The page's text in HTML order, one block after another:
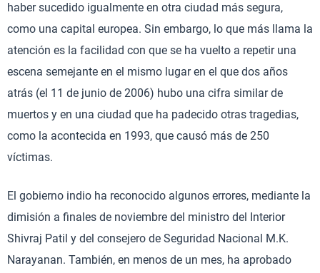
haber sucedido igualmente en otra ciudad más segura,
como una capital europea. Sin embargo, lo que más llama la
atención es la facilidad con que se ha vuelto a repetir una
escena semejante en el mismo lugar en el que dos años
atrás (el 11 de junio de 2006) hubo una cifra similar de
muertos y en una ciudad que ha padecido otras tragedias,
como la acontecida en 1993, que causó más de 250
víctimas.
El gobierno indio ha reconocido algunos errores, mediante la
dimisión a finales de noviembre del ministro del Interior
Shivraj Patil y del consejero de Seguridad Nacional M.K.
Narayanan. También, en menos de un mes, ha aprobado